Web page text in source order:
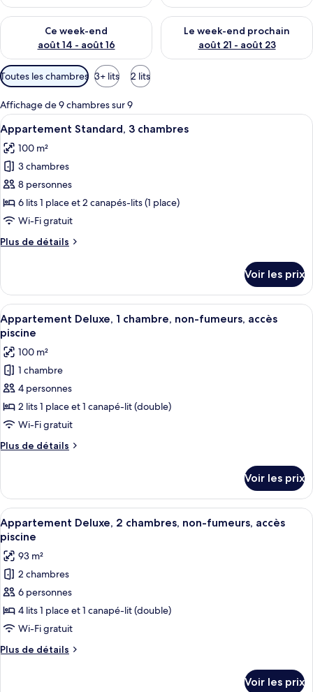
Ce week-end
août 14 - août 16
Vérifier la disponibilité pour ce week-end août 14 - août 16
Le week-end prochain
août 21 - août 23
Vérifier la disponibilité pour
Filtres
disponibles
pour
les
chambres
Toutes les chambres 3+ lits 2 lits
Affichage de 9 chambres sur 9
Afficher
toutes
les
photos
pour
ce
type
chambre :
3
chambres
Une chambre moderne avec un
9
Appartement Standard, 3 chambres
100 m²
3 chambres
8 personnes
6 lits 1 place et 2 canapés-lits (1 place)
Wi-Fi gratuit
Plus de détails
Plus
le
type
de
chambre
Appartement
Standard,
3
chambres
Voir les prix
Afficher
toutes
les
photos
pour
ce
type
de
chambre :
Appartement
1
chambre,
non-
fumeurs,
accès
piscine
Une chambre moderne avec un
7
Appartement Deluxe, 1 chambre, non-fumeurs, accès
piscine
100 m²
1 chambre
4 personnes
2 lits 1 place et 1 canapé-lit (double)
Wi-Fi gratuit
Plus de détails
Plus
le
type
de
chambre
Appartement
Deluxe,
chambre,
non-
fumeurs,
piscine
Voir les prix
Afficher
toutes
les
photos
pour
ce
type
de
chambre :
Appartement
Une chambre moderne avec un
7
Appartement Deluxe, 2 chambres, non-fumeurs, accès
piscine
93 m²
2 chambres
6 personnes
4 lits 1 place et 1 canapé-lit (double)
Wi-Fi gratuit
Plus de détails
Plus
Voir les prix